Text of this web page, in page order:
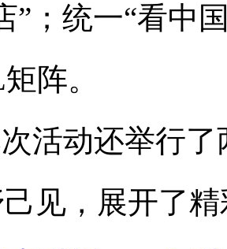
”；统一“看中
阵。
动还举行了
见，展开了